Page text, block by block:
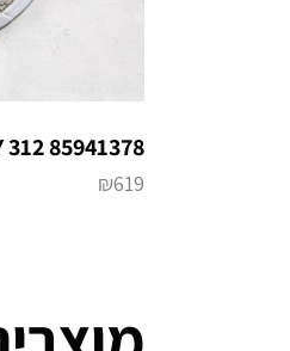
312 85941378
₪619